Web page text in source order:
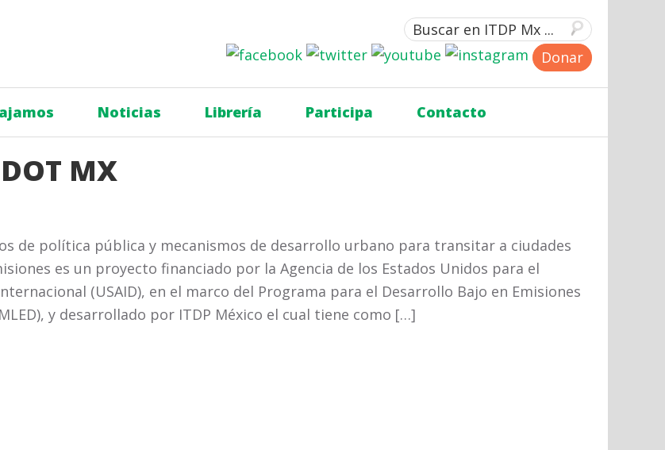
Donar
Noticias Librería Participa Contacto
MX
de política pública y mecanismos de desarrollo urbano para transitar a ciudades
es un proyecto financiado por la Agencia de los Estados Unidos para el
(USAID), en el marco del Programa para el Desarrollo Bajo en Emisiones
y desarrollado por ITDP México el cual tiene como […]